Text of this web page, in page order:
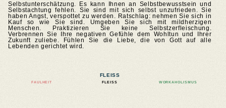
Selbstunterschätzung. Es kann Ihnen an Selbstbewusstsein und
Selbstachtung fehlen. Sie sind mit sich selbst unzufrieden. Sie
haben Angst, verspottet zu werden. Ratschlag: nehmen Sie sich in
Kauf so wie Sie sind. Umgeben Sie sich mit mildherzigen
Menschen. Praktizieren Sie keine Selbstzerfleischung.
Verbrennen Sie Ihre negativen Gefühle dem Wohltun und Ihrer
Zukunft zuliebe. Fühlen Sie die Liebe, die von Gott auf alle
Lebenden gerichtet wird.
FLEISS
FAULHEIT FLEISS WORKAHOLISMUS